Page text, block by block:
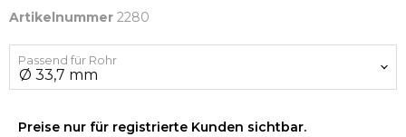
Artikelnummer 2280
Passend für Rohr
Preise nur für registrierte Kunden sichtbar.